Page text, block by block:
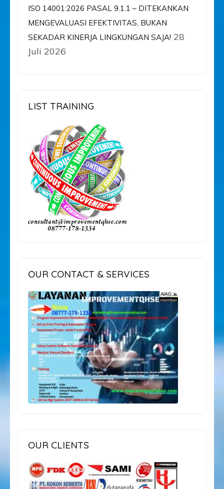
ISO 14001:2026 PASAL 9.1.1 – DITEKANKAN
MENGEVALUASI EFEKTIVITAS, BUKAN
SEKADAR KINERJA LINGKUNGAN SAJA! 28
Juli 2026
LIST TRAINING
OUR CONTACT & SERVICES
OUR CLIENTS